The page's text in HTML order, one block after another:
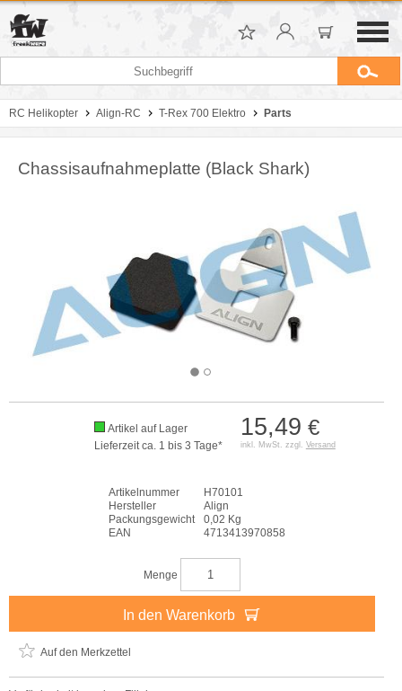
RC Helikopter Align-RC T-Rex 700 Elektro Parts
Chassisaufnahmeplatte (Black Shark)
15,49 €
inkl. MwSt. zzgl. Versand
Artikel auf Lager
Lieferzeit ca. 1 bis 3 Tage*
Artikelnummer
H70101
Hersteller
Align
Packungsgewicht
0,02 Kg
EAN
4713413970858
Menge
In den Warenkorb
Auf den Merkzettel